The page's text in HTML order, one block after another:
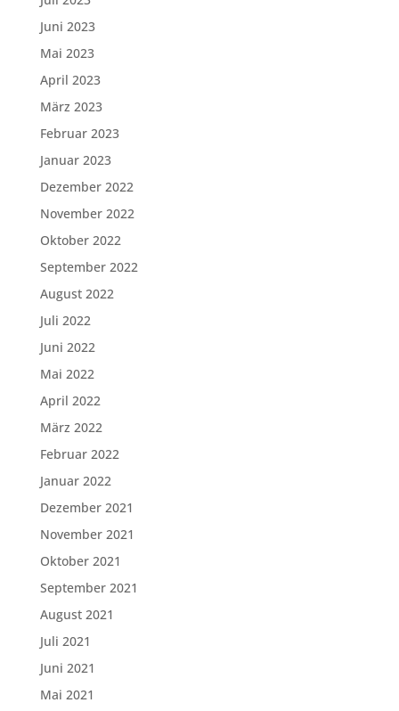
Juni 2023
Mai 2023
April 2023
März 2023
Februar 2023
Januar 2023
Dezember 2022
November 2022
Oktober 2022
September 2022
August 2022
Juli 2022
Juni 2022
Mai 2022
April 2022
März 2022
Februar 2022
Januar 2022
Dezember 2021
November 2021
Oktober 2021
September 2021
August 2021
Juli 2021
Juni 2021
Mai 2021